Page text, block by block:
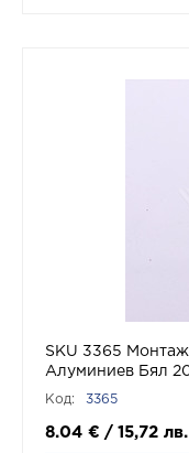
SKU 3365
Алуминиев Бял
Код: 3365
8.04 € / 15,72 лв.